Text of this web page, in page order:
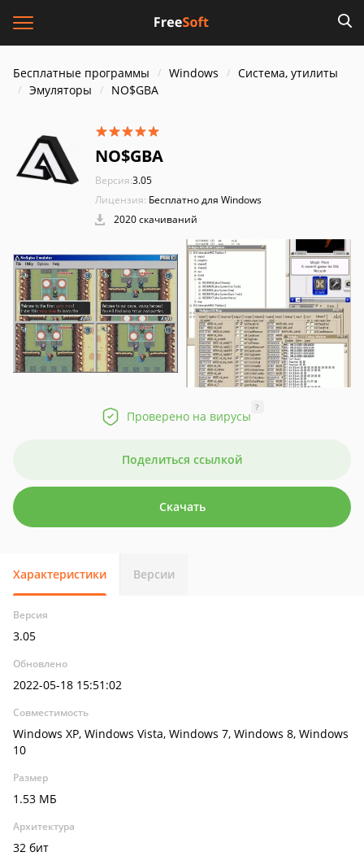
Бесплатные программы Windows
Система, утилиты
Эмуляторы
NO$GBA
NO$GBA
Версия:3.05
Лицензия: Бесплатно для Windows
2020 скачиваний
Проверено на вирусы
?
Поделиться ссылкой
Скачать
Характеристики Версии
Версия
3.05
Обновлено
2022-05-18 15:51:02
Совместимость
Windows XP, Windows Vista, Windows 7, Windows 8, Windows
10
Размер
1.53 МБ
Архитектура
32 бит